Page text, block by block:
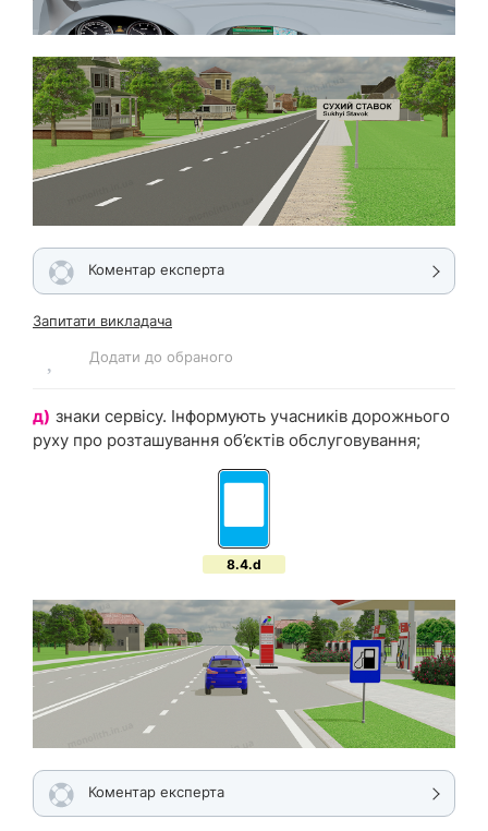
Коментар експерта
Запитати викладача
Додати до обраного
д) знаки сервісу. Інформують учасників дорожнього
руху про розташування об’єктів обслуговування;
8.4.d
Коментар експерта